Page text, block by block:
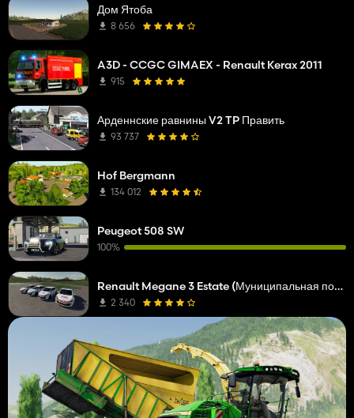
Дом Ятоба
8 656
A3D - CCGC GIMAEX - Renault Kerax 2011
915
Арденнские равнины V2 TP Править
93 737
Hof Bergmann
134 012
Peugeot 508 SW
100%
Renault Megane 3 Estate (Муниципальная полиция)
2 340